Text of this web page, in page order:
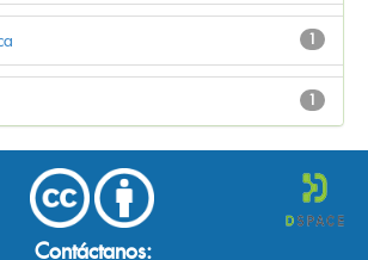
1
1
Contáctanos: